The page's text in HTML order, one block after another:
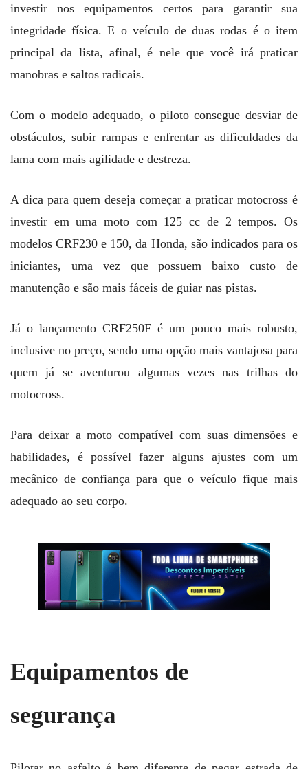
investir nos equipamentos certos para garantir sua
integridade física. E o veículo de duas rodas é o item
principal da lista, afinal, é nele que você irá praticar
manobras e saltos radicais.
Com o modelo adequado, o piloto consegue desviar de
obstáculos, subir rampas e enfrentar as dificuldades da
lama com mais agilidade e destreza.
A dica para quem deseja começar a praticar motocross é
investir em uma moto com 125 cc de 2 tempos. Os
modelos CRF230 e 150, da Honda, são indicados para os
iniciantes, uma vez que possuem baixo custo de
manutenção e são mais fáceis de guiar nas pistas.
Já o lançamento CRF250F é um pouco mais robusto,
inclusive no preço, sendo uma opção mais vantajosa para
quem já se aventurou algumas vezes nas trilhas do
motocross.
Para deixar a moto compatível com suas dimensões e
habilidades, é possível fazer alguns ajustes com um
mecânico de confiança para que o veículo fique mais
adequado ao seu corpo.
Equipamentos de
segurança